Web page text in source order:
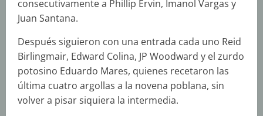
consecutivamente a Phillip Ervin, Imanol Vargas y
Juan Santana.
Después siguieron con una entrada cada uno Reid
Birlingmair, Edward Colina, JP Woodward y el zurdo
potosino Eduardo Mares, quienes recetaron las
última cuatro argollas a la novena poblana, sin
volver a pisar siquiera la intermedia.